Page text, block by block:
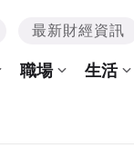
最新財經資訊
職場 生活